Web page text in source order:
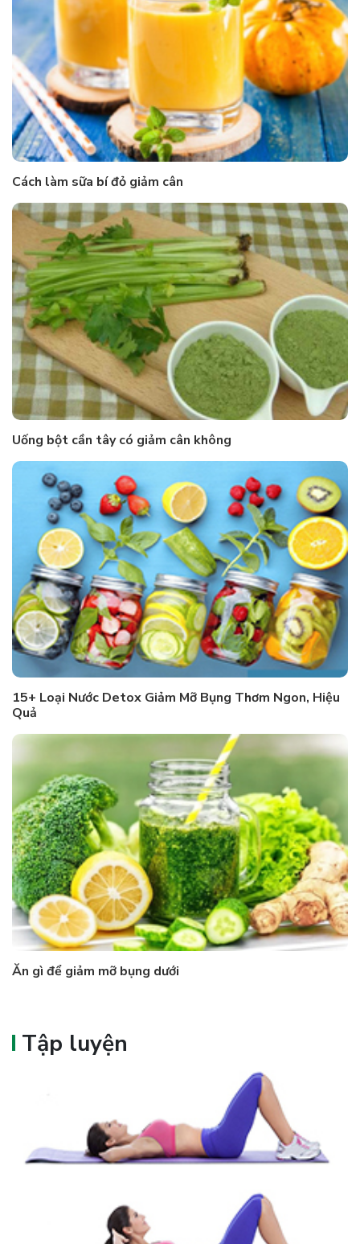
Cách làm sữa bí đỏ giảm cân
Uống bột cần tây có giảm cân không
15+ Loại Nước Detox Giảm Mỡ Bụng Thơm Ngon, Hiệu
Quả
Ăn gì để giảm mỡ bụng dưới
Tập luyện